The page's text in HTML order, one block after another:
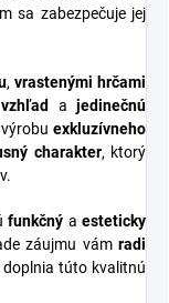
sa zabezpečuje jej
, vrastenými hrčami
ajedinečnú
exkluzívneho
charakter, ktorý
funkčný aesteticky
záujmu vámradi
doplnia túto kvalitnú